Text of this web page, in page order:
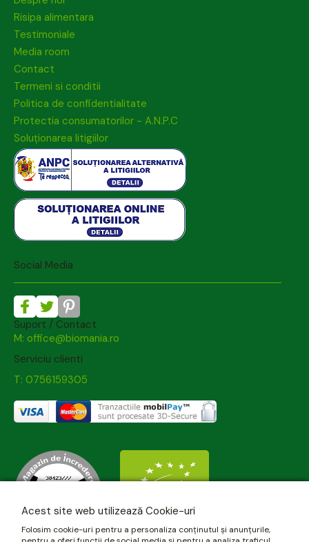
Risipa alimentara
Testimoniale
Media room
Contact
Termeni si conditii
Politica de confidentialitate
Protectia consumatorilor - A.N.P.C
Soluționarea litigiilor
Social Media
Suport / Contact
M: office@biomania.ro
Serviciu clienti
T: 0756159305
Acest site web utilizează Cookie-uri
Folosim cookie-uri pentru a personaliza conținutul și anunțurile,